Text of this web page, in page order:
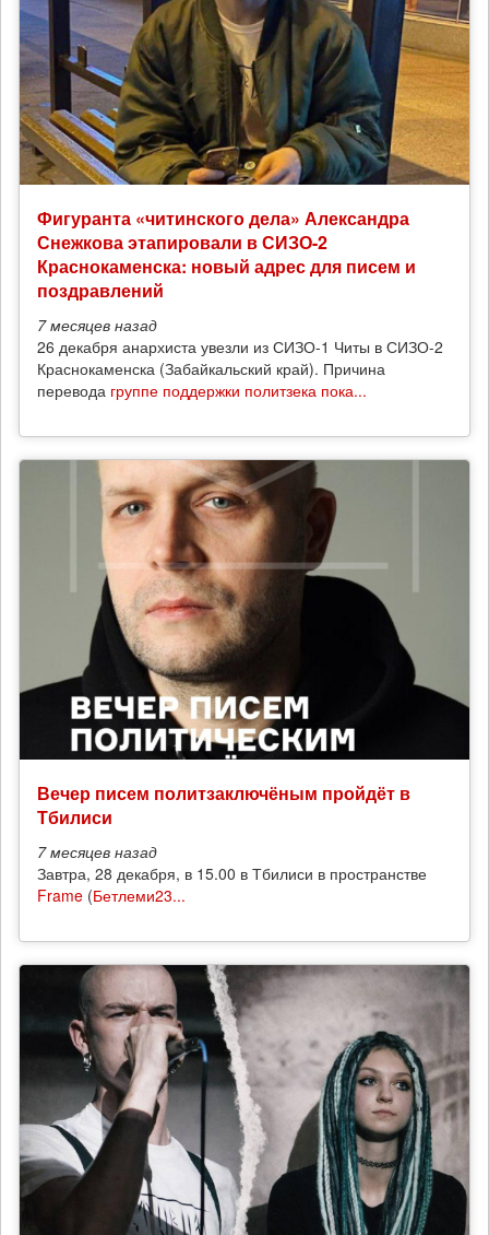
Фигуранта «читинского дела» Александра
Снежкова этапировали в СИЗО-2
Краснокаменска: новый адрес для писем и
поздравлений
7 месяцев назад
26 декабря анархиста увезли из СИЗО-1 Читы в СИЗО-2
Краснокаменска (Забайкальский край). Причина
перевода группе поддержки политзека пока...
Вечер писем политзаключёным пройдёт в
Тбилиси
7 месяцев назад
Завтра, 28 декабря, в 15.00 в Тбилиси в пространстве
Frame (Бетлеми23...